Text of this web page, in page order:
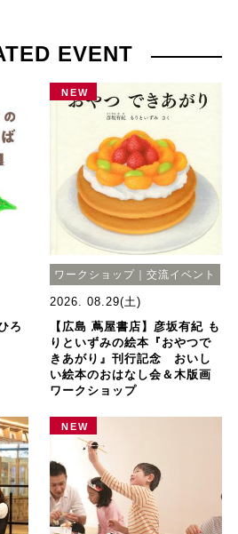
EVENT
ろ
NEW
ワークショップ｜交流イベント
2026. 08.29(土)
【広島 蔦屋書店】彦坂有紀 も
りといずみの絵本『おやつで
きあがり』刊行記念 おいし
い絵本のおはなし会＆木版画
ワークショップ
NEW